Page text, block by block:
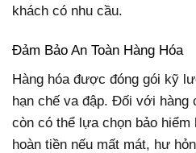
khách có nhu cầu.
Đảm Bảo An Toàn Hàng Hóa
Hàng hóa được đóng gói kỹ
hạn chế va đập. Đối với hàng
còn có thể lựa chọn bảo hiểm
hoàn tiền nếu mất mát, hư